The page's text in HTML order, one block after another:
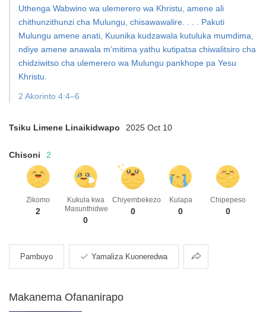
Uthenga Wabwino wa ulemerero wa Khristu, amene ali
chithunzithunzi cha Mulungu, chisawawalire. . . . Pakuti
Mulungu amene anati, Kuunika kudzawala kutuluka mumdima,
ndiye amene anawala m’mitima yathu kutipatsa chiwalitsiro cha
chidziwitso cha ulemerero wa Mulungu pankhope pa Yesu
Khristu.
2 Akorinto 4:4–6
Tsiku Limene Linaikidwapo 2025 Oct 10
Chisoni 2
Zikomo
2
Kukula kwa
Masunthidwe
0
Chiyembekezo
0
Kulapa
0
Chipepeso
0
Pambuyo Yamaliza Kuoneredwa Kugawana
Makanema Ofananirapo